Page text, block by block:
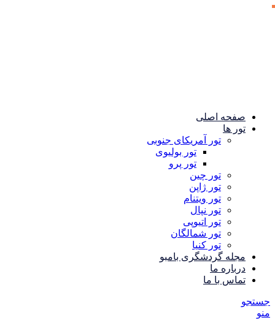
صفحه اصلی
تور ها
تور آمریکای جنوبی
تور بولیوی
تور پرو
تور چین
تور ژاپن
تور ویتنام
تور نپال
تور اتیوپی
تور شمالگان
تور کنیا
مجله گردشگری بامبو
درباره ما
تماس با ما
جستجو
منو